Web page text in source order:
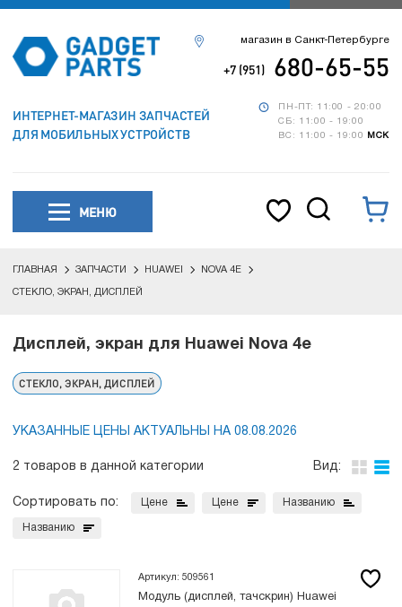
ИНТЕРНЕТ-МАГАЗИН ЗАПЧАСТЕЙ
ДЛЯ МОБИЛЬНЫХ УСТРОЙСТВ
ПН-ПТ: 11:00 - 20:00
СБ: 11:00 - 19:00
ВС: 11:00 - 19:00
МСК
магазин в Санкт-Петербурге
+7 (951) 680-65-55
МЕНЮ
ГЛАВНАЯ ЗАПЧАСТИ HUAWEI NOVA 4E
СТЕКЛО, ЭКРАН, ДИСПЛЕЙ
Дисплей, экран для Huawei Nova 4e
СТЕКЛО, ЭКРАН, ДИСПЛЕЙ
УКАЗАННЫЕ ЦЕНЫ АКТУАЛЬНЫ НА 08.08.2026
2 товаров в данной категории Вид:
Сортировать по: Цене Цене Названию
Названию
Артикул: 509561
Модуль (дисплей, тачскрин) Huawei